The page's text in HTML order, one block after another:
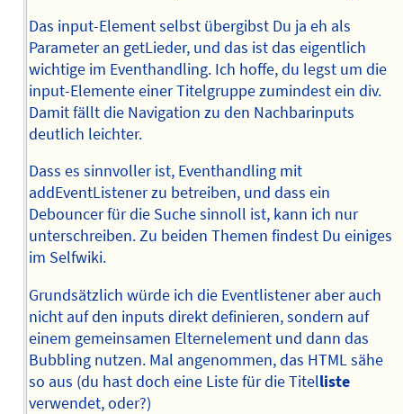
Das input-Element selbst übergibst Du ja eh als
Parameter an getLieder, und das ist das eigentlich
wichtige im Eventhandling. Ich hoffe, du legst um die
input-Elemente einer Titelgruppe zumindest ein div.
Damit fällt die Navigation zu den Nachbarinputs
deutlich leichter.
Dass es sinnvoller ist, Eventhandling mit
addEventListener zu betreiben, und dass ein
Debouncer für die Suche sinnoll ist, kann ich nur
unterschreiben. Zu beiden Themen findest Du einiges
im Selfwiki.
Grundsätzlich würde ich die Eventlistener aber auch
nicht auf den inputs direkt definieren, sondern auf
einem gemeinsamen Elternelement und dann das
Bubbling nutzen. Mal angenommen, das HTML sähe
so aus (du hast doch eine Liste für die Titelliste
verwendet, oder?)